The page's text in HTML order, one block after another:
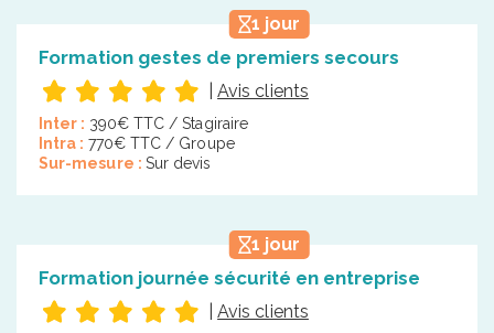
1 jour
Formation gestes de premiers secours
Avis clients
Inter : 390€ TTC / Stagiraire
Intra : 770€ TTC / Groupe
Sur-mesure : Sur devis
1 jour
Formation journée sécurité en entreprise
Avis clients